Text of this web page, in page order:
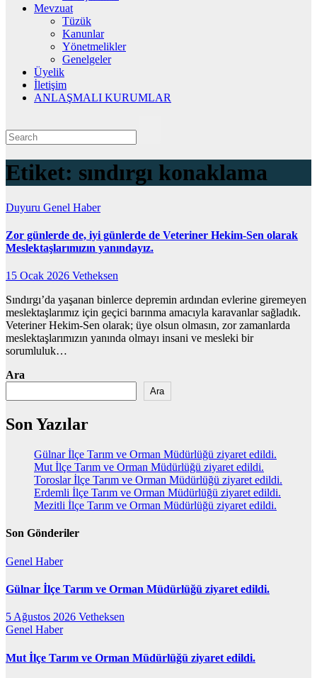
Mevzuat
Tüzük
Kanunlar
Yönetmelikler
Genelgeler
Üyelik
İletişim
ANLAŞMALI KURUMLAR
Etiket: sındırgı konaklama
Duyuru Genel Haber
Zor günlerde de, iyi günlerde de Veteriner Hekim-Sen olarak
Meslektaşlarımızın yanındayız.
15 Ocak 2026 Vetheksen
Sındırgı’da yaşanan binlerce depremin ardından evlerine giremeyen
meslektaşlarımız için geçici barınma amacıyla karavanlar sağladık.
Veteriner Hekim-Sen olarak; üye olsun olmasın, zor zamanlarda
meslektaşlarımızın yanında olmayı insani ve mesleki bir
sorumluluk…
Ara
Ara
Son Yazılar
Gülnar İlçe Tarım ve Orman Müdürlüğü ziyaret edildi.
Mut İlçe Tarım ve Orman Müdürlüğü ziyaret edildi.
Toroslar İlçe Tarım ve Orman Müdürlüğü ziyaret edildi.
Erdemli İlçe Tarım ve Orman Müdürlüğü ziyaret edildi.
Mezitli İlçe Tarım ve Orman Müdürlüğü ziyaret edildi.
Son Gönderiler
Genel Haber
Gülnar İlçe Tarım ve Orman Müdürlüğü ziyaret edildi.
5 Ağustos 2026 Vetheksen
Genel Haber
Mut İlçe Tarım ve Orman Müdürlüğü ziyaret edildi.